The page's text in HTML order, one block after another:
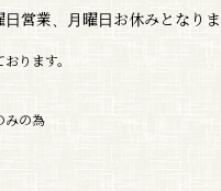
営業、月曜日お休みとなりま
ります。
みの為